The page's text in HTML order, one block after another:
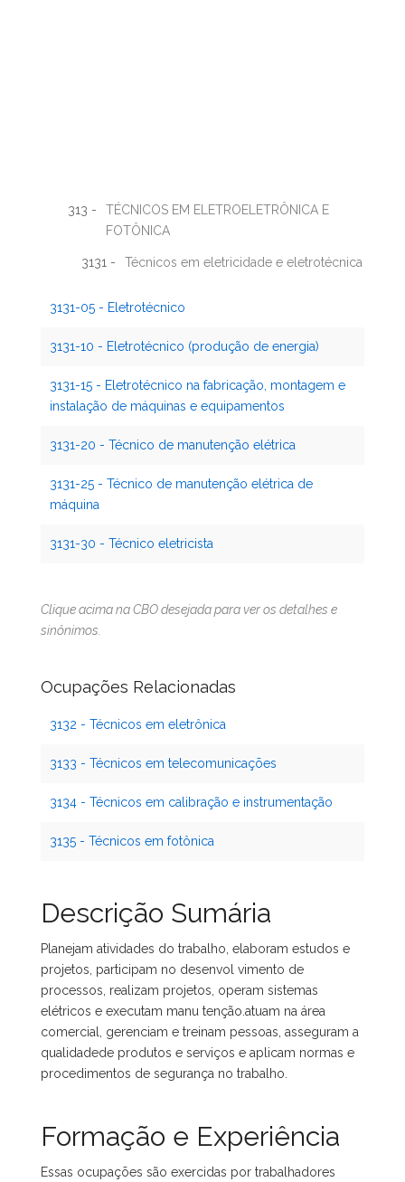
313 -
TÉCNICOS EM ELETROELETRÔNICA E
FOTÔNICA
3131 - Técnicos em eletricidade e eletrotécnica
3131-05 - Eletrotécnico
3131-10 - Eletrotécnico (produção de energia)
3131-15 - Eletrotécnico na fabricação, montagem e
instalação de máquinas e equipamentos
3131-20 - Técnico de manutenção elétrica
3131-25 - Técnico de manutenção elétrica de
máquina
3131-30 - Técnico eletricista
Clique acima na CBO desejada para ver os detalhes e
sinônimos.
Ocupações Relacionadas
3132 - Técnicos em eletrônica
3133 - Técnicos em telecomunicações
3134 - Técnicos em calibração e instrumentação
3135 - Técnicos em fotônica
Descrição Sumária
Planejam atividades do trabalho, elaboram estudos e
projetos, participam no desenvol vimento de
processos, realizam projetos, operam sistemas
elétricos e executam manu tenção.atuam na área
comercial, gerenciam e treinam pessoas, asseguram a
qualidadede produtos e serviços e aplicam normas e
procedimentos de segurança no trabalho.
Formação e Experiência
Essas ocupações são exercidas por trabalhadores